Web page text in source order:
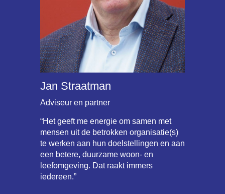
Jan Straatman
Adviseur en partner
“Het geeft me energie om samen met
mensen uit de betrokken organisatie(s)
te werken aan hun doelstellingen en aan
een betere, duurzame woon- en
leefomgeving. Dat raakt immers
iedereen.”